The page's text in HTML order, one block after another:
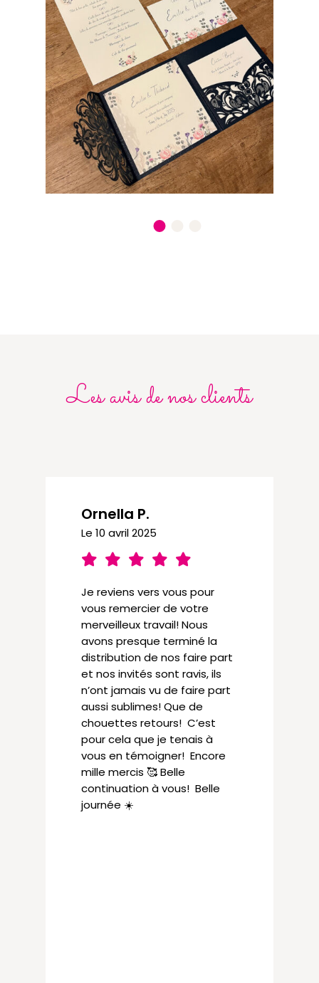
Les avis de nos clients
Ornella P.
Le 10 avril 2025
Je reviens vers vous pour
vous remercier de votre
merveilleux travail! Nous
avons presque terminé la
distribution de nos faire part
et nos invités sont ravis, ils
n’ont jamais vu de faire part
aussi sublimes! Que de
chouettes retours! C’est
pour cela que je tenais à
vous en témoigner! Encore
mille mercis 🥰 Belle
continuation à vous! Belle
journée ☀️